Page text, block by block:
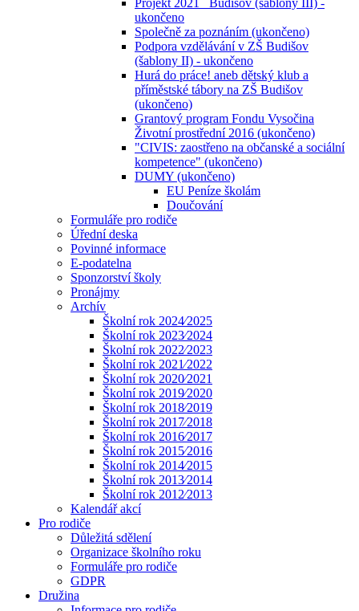
Projekt 2021_ Budišov (šablony III) -
ukončeno
Společně za poznáním (ukončeno)
Podpora vzdělávání v ZŠ Budišov
(šablony II) - ukončeno
Hurá do práce! aneb dětský klub a
příměstské tábory na ZŠ Budišov
(ukončeno)
Grantový program Fondu Vysočina
Životní prostřední 2016 (ukončeno)
"CIVIS: zaostřeno na občanské a sociální
kompetence" (ukončeno)
DUMY (ukončeno)
EU Peníze školám
Doučování
Formuláře pro rodiče
Úřední deska
Povinné informace
E-podatelna
Sponzorství školy
Pronájmy
Archív
Školní rok 2024⁄2025
Školní rok 2023⁄2024
Školní rok 2022⁄2023
Školní rok 2021⁄2022
Školní rok 2020⁄2021
Školní rok 2019⁄2020
Školní rok 2018⁄2019
Školní rok 2017⁄2018
Školní rok 2016⁄2017
Školní rok 2015⁄2016
Školní rok 2014⁄2015
Školní rok 2013⁄2014
Školní rok 2012⁄2013
Kalendář akcí
Pro rodiče
Důležitá sdělení
Organizace školního roku
Formuláře pro rodiče
GDPR
Družina